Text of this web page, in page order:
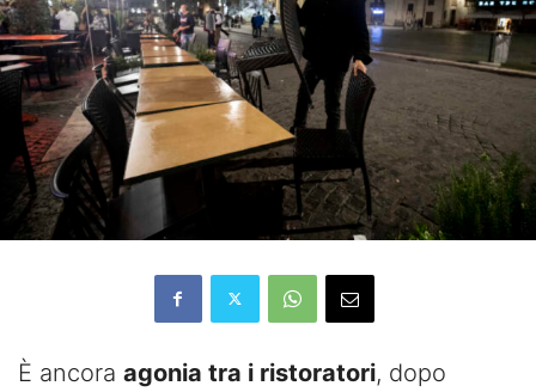
È ancora agonia tra i ristoratori, dopo